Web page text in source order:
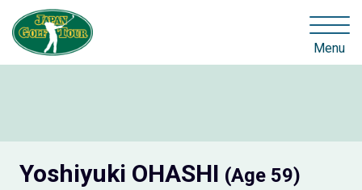
Menu
Yoshiyuki OHASHI (Age 59)